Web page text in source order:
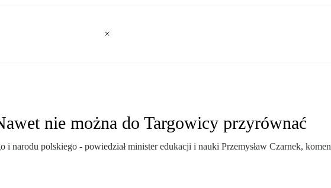
nie można do Targowicy przyrównać
i narodu polskiego - powiedział minister edukacji i nauki Przemysław Czarnek,